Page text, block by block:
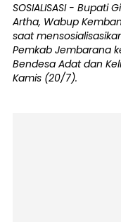
SOSIALISASI - Bupati
Artha, Wabup
saat
Pemkab Jembarana
Bendesa Adat dan
Kamis (20/7).